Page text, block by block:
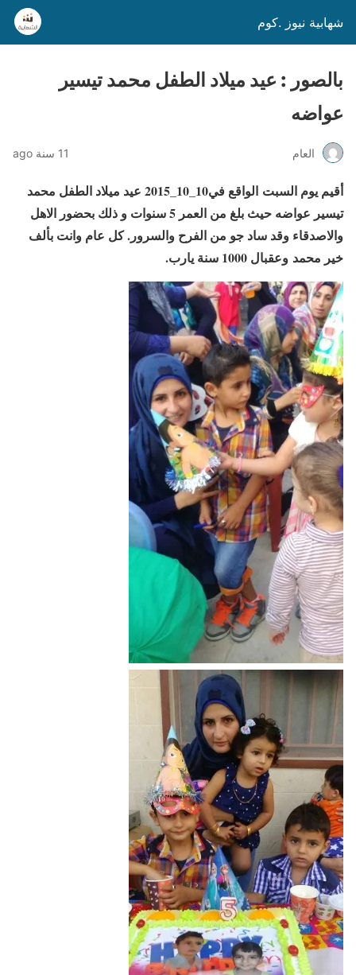
شهابية نيوز .كوم
بالصور : عيد ميلاد الطفل محمد تيسير
عواضه
العام 11 سنة ago
أقيم يوم السبت الواقع في10_10_2015 عيد ميلاد الطفل محمد
تيسير عواضه حيث بلغ من العمر 5 سنوات و ذلك بحضور الاهل
والاصدقاء وقد ساد جو من الفرح والسرور. كل عام وانت بألف
خير محمد وعقبال 1000 سنة يارب.